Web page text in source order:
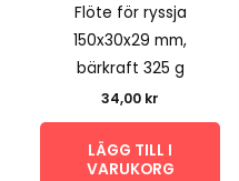
Flöte för ryssja
150x30x29 mm,
bärkraft 325 g
34,00 kr
LÄGG TILL I
VARUKORG